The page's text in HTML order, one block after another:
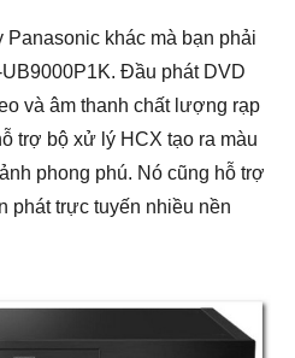
Panasonic khác mà bạn phải
Đầu phát DVD
và âm thanh chất lượng rạp
trợ bộ xử lý HCX tạo ra màu
phong phú. Nó cũng hỗ trợ
phát trực tuyến nhiều nền